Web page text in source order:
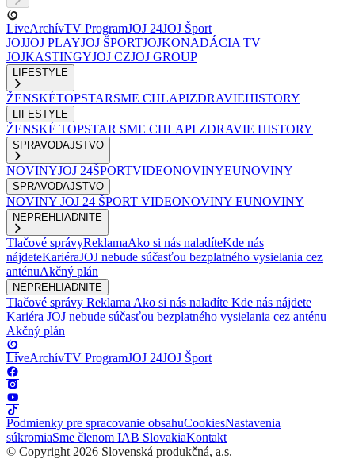
LiveArchívTV ProgramJOJ 24JOJ Šport
JOJJOJ PLAYJOJ ŠPORTJOJKONADÁCIA TV
JOJKASTINGYJOJ CZJOJ GROUP
LIFESTYLE
ŽENSKÉTOPSTARSME CHLAPIZDRAVIEHISTORY
LIFESTYLE
ŽENSKÉ TOPSTAR SME CHLAPI ZDRAVIE HISTORY
SPRAVODAJSTVO
NOVINYJOJ 24ŠPORTVIDEONOVINYEUNOVINY
SPRAVODAJSTVO
NOVINY JOJ 24 ŠPORT VIDEONOVINY EUNOVINY
NEPREHLIADNITE
Tlačové správyReklamaAko si nás naladíteKde nás
nájdeteKariéraJOJ nebude súčasťou bezplatného vysielania cez
anténuAkčný plán
NEPREHLIADNITE
Tlačové správy Reklama Ako si nás naladíte Kde nás nájdete
Kariéra JOJ nebude súčasťou bezplatného vysielania cez anténu
Akčný plán
LiveArchívTV ProgramJOJ 24JOJ Šport
Podmienky pre spracovanie obsahuCookiesNastavenia
súkromiaSme členom IAB SlovakiaKontakt
© Copyright 2026 Slovenská produkčná, a.s.